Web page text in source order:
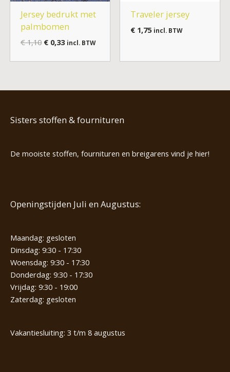
Jersey bedrukt met
palmbomen
€1,10 €0,33 incl. BTW
Traveler jersey
€1,75 incl. BTW
Sisters stoffen & fournituren
De mooiste stoffen, fournituren en breigarens vind je hier!
Openingstijden Juli en Augustus:
Maandag: gesloten
Dinsdag: 9:30 - 17:30
Woensdag: 9:30 - 17:30
Donderdag: 9:30 - 17:30
Vrijdag: 9:30 - 19:00
Zaterdag: gesloten
Vakantiesluiting: 3 t/m 8 augustus